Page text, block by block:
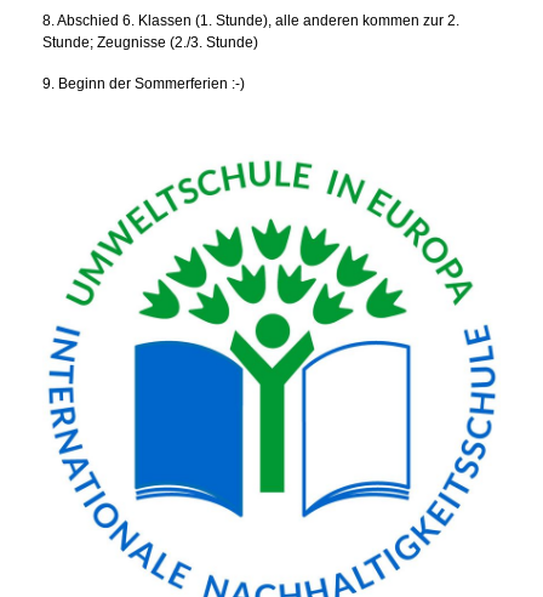
8. Abschied 6. Klassen (1. Stunde), alle anderen kommen zur 2.
Stunde; Zeugnisse (2./3. Stunde)
9. Beginn der Sommerferien :-)